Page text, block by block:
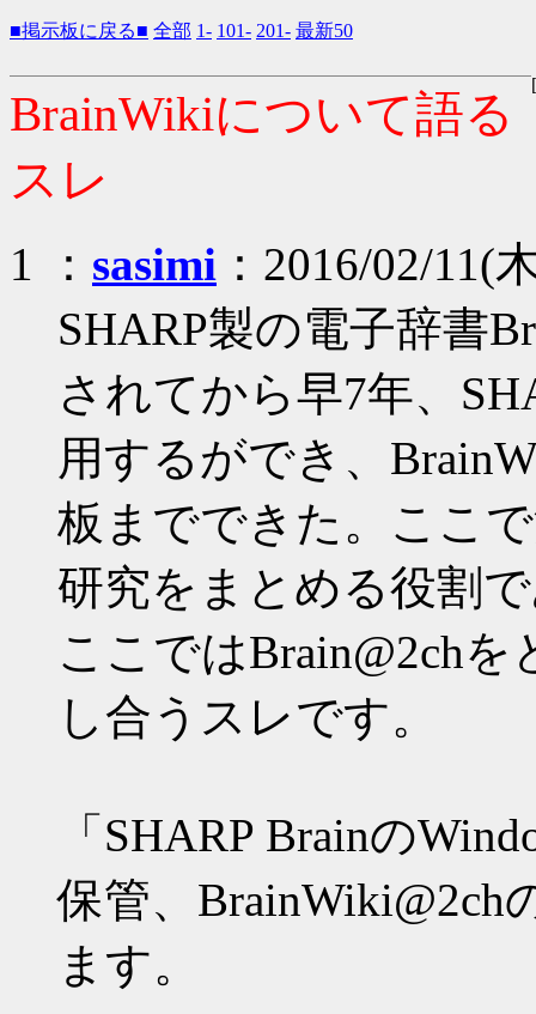
■掲示板に戻る■ 全部 1- 101- 201- 最新50
BrainWikiについて語る
スレ
1 ： sasimi ：2016/02/11(
SHARP製の電子辞書
されてから早7年、
用するができ、
板までできた。ここ
研究をまとめる役割
ここではBrain@2ch
し合うスレです。
「SHARP Brainの
保管、BrainWiki@2ch
ます。